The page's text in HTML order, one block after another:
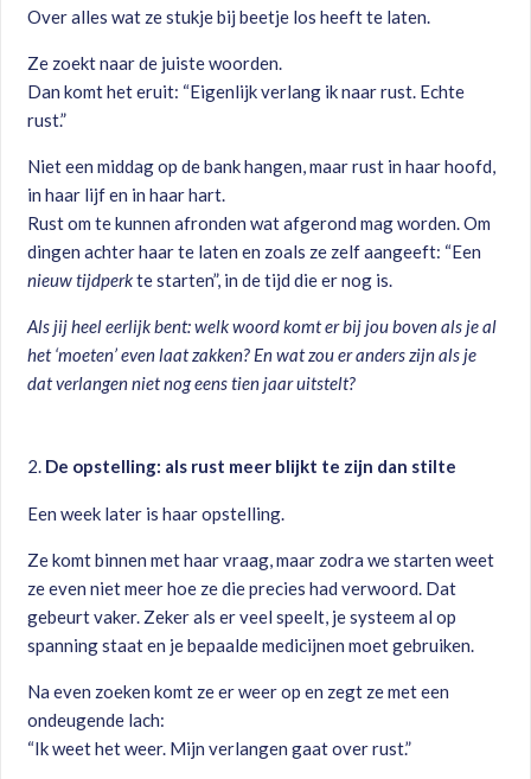
Over alles wat ze stukje bij beetje los heeft te laten.
Ze zoekt naar de juiste woorden.
Dan komt het eruit: “Eigenlijk verlang ik naar rust. Echte
rust.”
Niet een middag op de bank hangen, maar rust in haar hoofd,
in haar lijf en in haar hart.
Rust om te kunnen afronden wat afgerond mag worden. Om
dingen achter haar te laten en zoals ze zelf aangeeft: “Een
nieuw tijdperkte starten”, in de tijd die er nog is.
Als jij heel eerlijk bent: welk woord komt er bij jou boven als je al
het ‘moeten’ even laat zakken? En wat zou er anders zijn als je
dat verlangen niet nog eens tien jaar uitstelt?
De opstelling: als rust meer blijkt te zijn dan stilte
Een week later is haar opstelling.
Ze komt binnen met haar vraag, maar zodra we starten weet
ze even niet meer hoe ze die precies had verwoord. Dat
gebeurt vaker. Zeker als er veel speelt, je systeem al op
spanning staat en je bepaalde medicijnen moet gebruiken.
Na even zoeken komt ze er weer op en zegt ze met een
ondeugende lach:
“Ik weet het weer. Mijn verlangen gaat over rust.”